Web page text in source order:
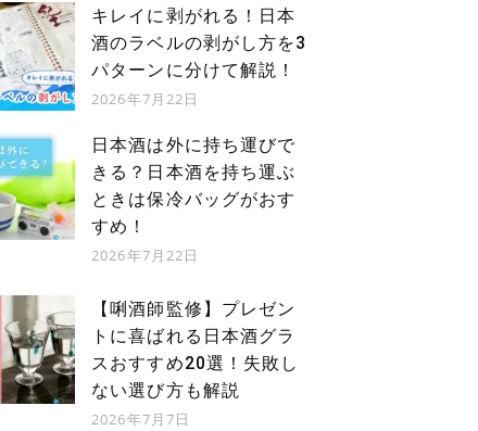
キレイに剥がれる！日本
酒のラベルの剥がし方を3
パターンに分けて解説！
2026年7月22日
日本酒は外に持ち運びで
きる？日本酒を持ち運ぶ
ときは保冷バッグがおす
すめ！
2026年7月22日
【唎酒師監修】プレゼン
トに喜ばれる日本酒グラ
スおすすめ20選！失敗し
ない選び方も解説
2026年7月7日